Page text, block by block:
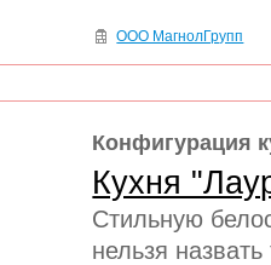
ООО МагнолГрупп
Конфигурация
Кухня
Стильную
нельзя